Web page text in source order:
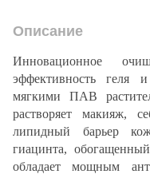
Описание
Инновационное
эффективность геля
мягкими ПАВ
растворяет макияж,
липидный барьер
гиацинта,
обладает мощным